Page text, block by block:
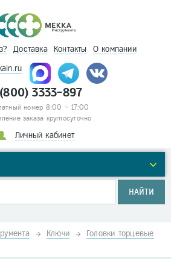
Доставка Контакты О компании
3333-897
номер 8:00 – 17:00
заказа круглосуточно
Личный кабинет
НАЙТИ
Ключи
Головки торцевые